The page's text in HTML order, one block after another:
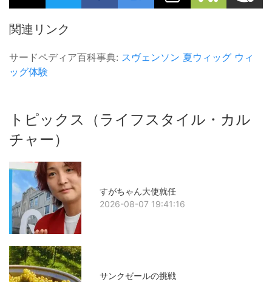
関連リンク
サードペディア百科事典: スヴェンソン 夏ウィッグ ウィ
ッグ体験
トピックス（ライフスタイル・カル
チャー）
すがちゃん大使就任
2026-08-07 19:41:16
サンクゼールの挑戦